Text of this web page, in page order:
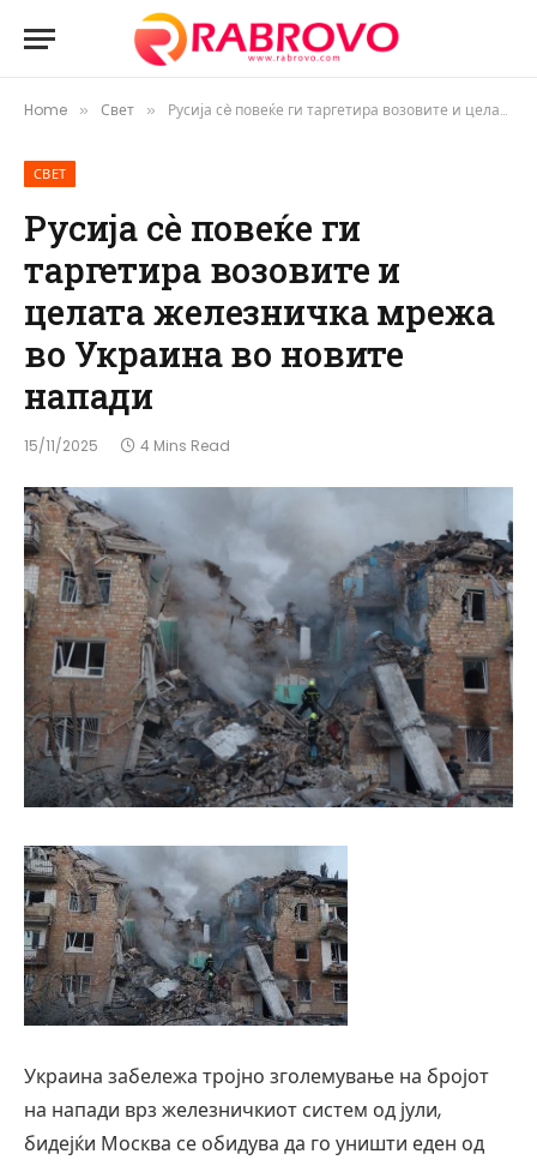
Home » Свет » Русија сè повеќе ги таргетира возовите и целата железничка мрежа во Украина во новите напади
СВЕТ
Русија сè повеќе ги
таргетира возовите и
целата железничка мрежа
во Украина во новите
напади
15/11/2025 4 Mins Read
Украина забележа тројно зголемување на бројот
на напади врз железничкиот систем од јули,
бидејќи Москва се обидува да го уништи еден од